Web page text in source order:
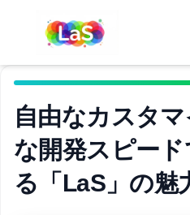
自由なカスタ
な開発スピー
る「LaS」の魅